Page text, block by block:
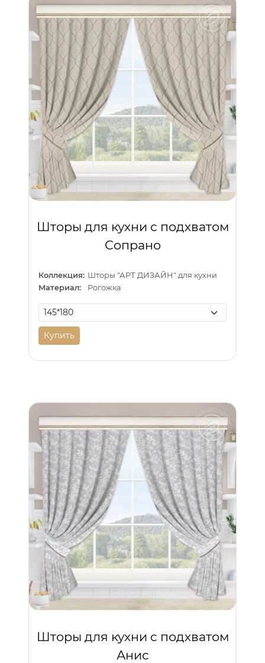
Шторы для кухни с подхватом
Сопрано
Коллекция: Шторы "АРТ ДИЗАЙН" для кухни
Материал:
Рогожка
Купить
Шторы для кухни с подхватом
Анис